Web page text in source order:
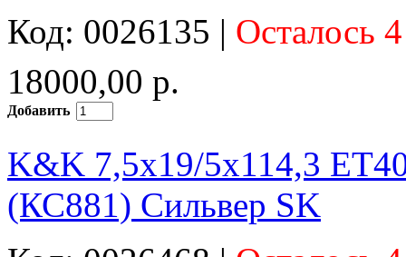
Код: 0026135 | Осталось
18000,00 р.
Добавить
K&K 7,5x19/5x114,3
(КС881) Сильвер SK